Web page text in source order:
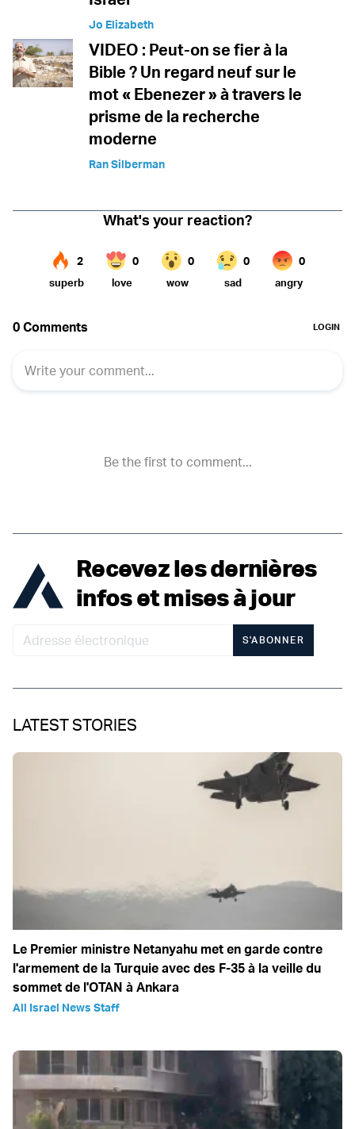
Jo Elizabeth
VIDEO : Peut-on se fier à la
Bible ? Un regard neuf sur le
mot « Ebenezer » à travers le
prisme de la recherche
moderne
Ran Silberman
Recevez les dernières
infos et mises à jour
S'ABONNER
LATEST STORIES
Le Premier ministre Netanyahu met en garde contre
l'armement de la Turquie avec des F-35 à la veille du
sommet de l'OTAN à Ankara
All Israel News Staff